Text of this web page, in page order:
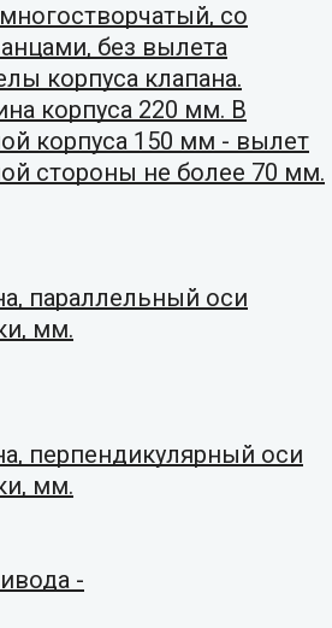
со
без вылета
корпуса клапана.
корпуса 220 мм. В
корпуса 150 мм - вылет
стороны не более 70 мм.
параллельный оси
мм.
перпендикулярный оси
мм.
-